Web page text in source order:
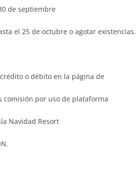
de septiembre
el 25 de octubre o agotar existencias.
o débito en la página de
comisión por uso de plataforma
Navidad Resort